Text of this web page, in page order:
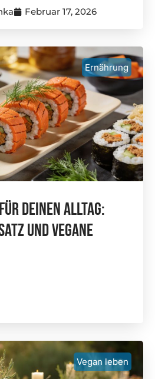
Februar 17, 2026
Ernährung
Deinen Alltag:
Und Vegane
Vegan leben